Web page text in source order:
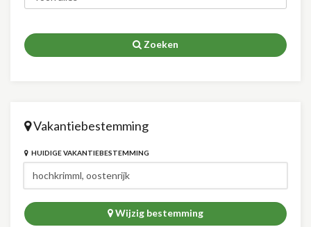
Zoeken
Vakantiebestemming
HUIDIGE VAKANTIEBESTEMMING
Wijzig bestemming